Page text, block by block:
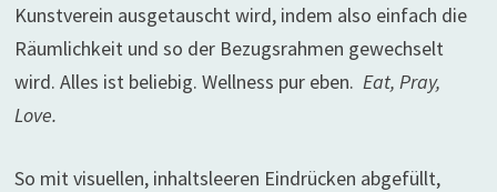
Kunstverein ausgetauscht wird, indem also einfach die
Räumlichkeit und so der Bezugsrahmen gewechselt
wird. Alles ist beliebig. Wellness pur eben. Eat, Pray,
Love.
So mit visuellen, inhaltsleeren Eindrücken abgefüllt,